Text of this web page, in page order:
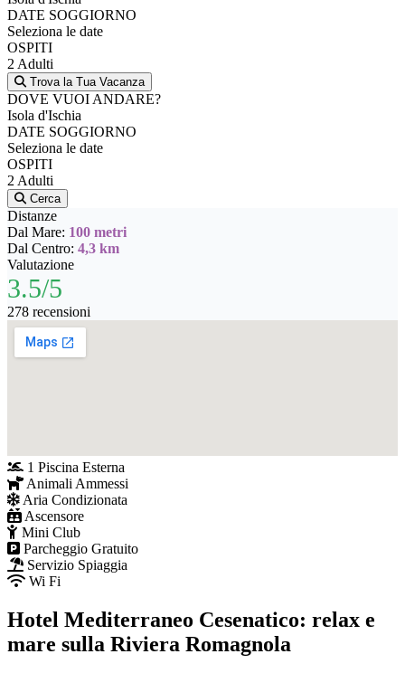
DATE SOGGIORNO
Seleziona le date
OSPITI
2 Adulti
Trova la Tua Vacanza
DOVE VUOI ANDARE?
Isola d'Ischia
DATE SOGGIORNO
Seleziona le date
OSPITI
2 Adulti
Cerca
Distanze
Dal Mare: 100 metri
Dal Centro: 4,3 km
Valutazione
3.5/5
278 recensioni
1 Piscina Esterna
Animali Ammessi
Aria Condizionata
Ascensore
Mini Club
Parcheggio Gratuito
Servizio Spiaggia
Wi Fi
Hotel Mediterraneo Cesenatico: relax e
mare sulla Riviera Romagnola